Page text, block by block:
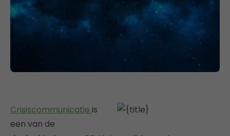
Crisiscommunicatie is
een van de